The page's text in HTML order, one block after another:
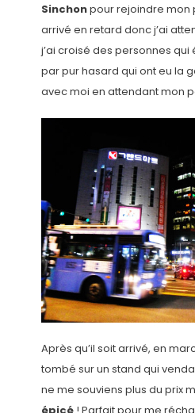
Sinchonpour rejoindre mon
arrivé en retard donc j’ai
j’ai croisé des personnes
par pur hasard qui ont eu la
avec moi en attendant mon
Après qu’il soit arrivé, en
tombé sur un stand qui
ne me souviens plus du prix